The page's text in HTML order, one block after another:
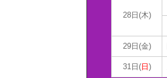
28日(木)
29日(金)
31日(日 )